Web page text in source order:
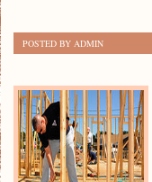
POSTED BY ADMIN